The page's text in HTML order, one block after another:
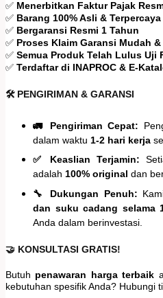
✅ Menerbitkan Faktur Pajak
✅ Barang 100% Asli & Terpercaya
✅ Bergaransi Resmi 1 Tahun
✅ Proses Klaim Garansi Mudah
✅ Semua Produk Telah Lulus Uji
✅ Terdaftar di INAPROC & E-
🛠️ PENGIRIMAN & GARANSI
🚛 Pengiriman Cepat:
dalam waktu 1-2 hari kerja
✅ Keaslian Terjamin:
adalah 100% original dan
🔧 Dukungan Penuh:
dan suku cadang selama
Anda dalam berinvestasi.
🤝 KONSULTASI GRATIS!
Butuh penawaran harga terbaik
kebutuhan spesifik Anda? Hubungi